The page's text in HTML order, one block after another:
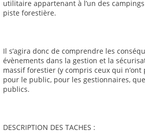
utilitaire appartenant à l’un des
piste forestière.
Il s’agira donc de comprendre les
évènements dans la gestion et la
massif forestier (y compris ceux qui
pour le public, pour les gestionnaires,
publics.
DESCRIPTION DES TACHES :